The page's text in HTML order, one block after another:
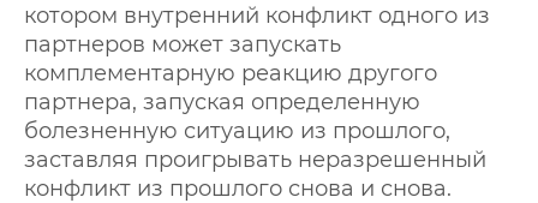
котором внутренний конфликт одного из
партнеров может запускать
комплементарную реакцию другого
партнера, запуская определенную
болезненную ситуацию из прошлого,
заставляя проигрывать неразрешенный
конфликт из прошлого снова и снова.